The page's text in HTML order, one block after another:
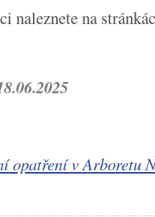
naleznete na
opatření v Arboretu